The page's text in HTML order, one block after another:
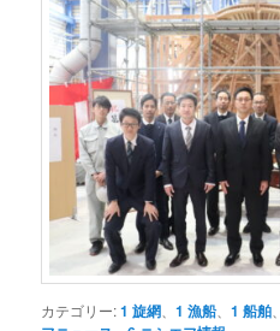
カテゴリー:1 旋網 、1 漁船、1 船舶